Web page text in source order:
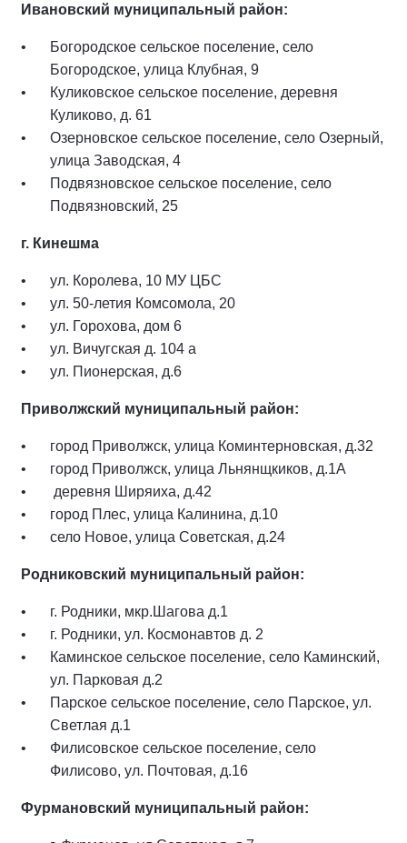
Ивановский муниципальный район:
Богородское сельское поселение, село
Богородское, улица Клубная, 9
Куликовское сельское поселение, деревня
Куликово, д. 61
Озерновское сельское поселение, село Озерный,
улица Заводская, 4
Подвязновское сельское поселение, село
Подвязновский, 25
г. Кинешма
ул. Королева, 10 МУ ЦБС
ул. 50-летия Комсомола, 20
ул. Горохова, дом 6
ул. Вичугская д. 104 а
ул. Пионерская, д.6
Приволжский муниципальный район:
город Приволжск, улица Коминтерновская, д.32
город Приволжск, улица Льнянщкиков, д.1А
деревня Ширяиха, д.42
город Плес, улица Калинина, д.10
село Новое, улица Советская, д.24
Родниковский муниципальный район:
г. Родники, мкр.Шагова д.1
г. Родники, ул. Космонавтов д. 2
Каминское сельское поселение, село Каминский,
ул. Парковая д.2
Парское сельское поселение, село Парское, ул.
Светлая д.1
Филисовское сельское поселение, село
Филисово, ул. Почтовая, д.16
Фурмановский муниципальный район: